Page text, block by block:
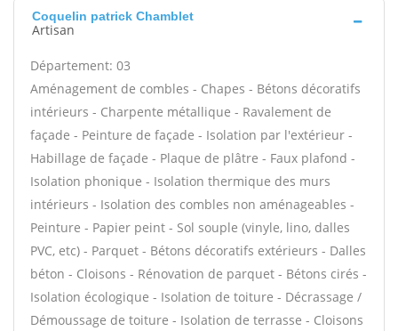
Coquelin patrick Chamblet
Artisan
Département: 03
Aménagement de combles - Chapes - Bétons décoratifs
intérieurs - Charpente métallique - Ravalement de
façade - Peinture de façade - Isolation par l'extérieur -
Habillage de façade - Plaque de plâtre - Faux plafond -
Isolation phonique - Isolation thermique des murs
intérieurs - Isolation des combles non aménageables -
Peinture - Papier peint - Sol souple (vinyle, lino, dalles
PVC, etc) - Parquet - Bétons décoratifs extérieurs - Dalles
béton - Cloisons - Rénovation de parquet - Bétons cirés -
Isolation écologique - Isolation de toiture - Décrassage /
Démoussage de toiture - Isolation de terrasse - Cloisons